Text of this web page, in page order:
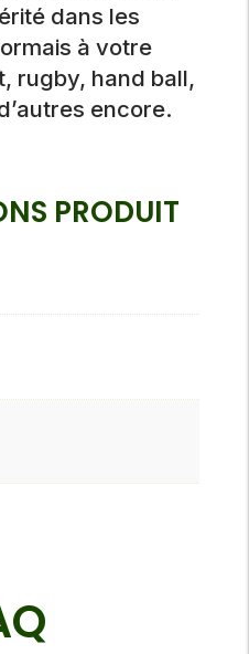
dans les
à votre
rugby, hand ball,
encore.
PRODUIT